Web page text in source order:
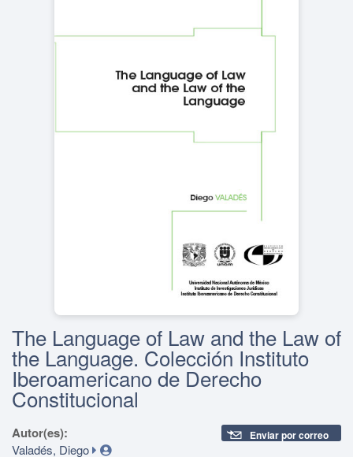
The Language of Law and the Law of
the Language. Colección Instituto
Iberoamericano de Derecho
Constitucional
Autor(es):
Valadés, Diego
Enviar por correo